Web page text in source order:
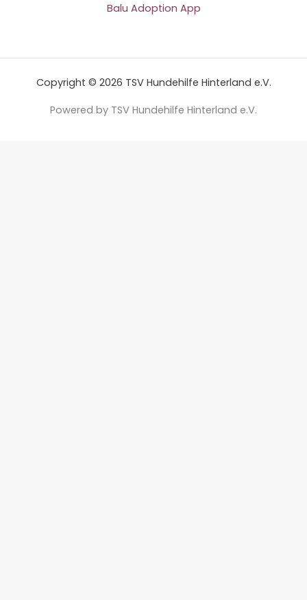
Balu Adoption App
Copyright © 2026 TSV Hundehilfe Hinterland e.V.
Powered by TSV Hundehilfe Hinterland e.V.